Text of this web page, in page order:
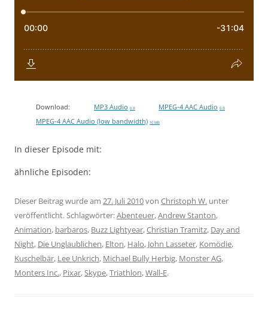
Download: MP3 Audio 0 B MPEG-4 AAC Audio 0 B
MPEG-4 AAC Audio (low bandwidth) 10 MB
In dieser Episode mit:
ähnliche Episoden:
Dieser Beitrag wurde am 27. Juli 2010von Christoph W. unter
veröffentlicht. Schlagwörter:Abenteuer,Andrew Stanton,
Animation, barbaros, Buzz Lightyear,Christian Tramitz, Day and
Night, Die Unglaublichen, Elton, Halo, John Lasseter, Komödie,
Kuschelbär, Lee Unkrich, Michael Bully Herbig, Monster AG,
Monters Inc., Pixar,Skype,Triathlon,Wall-E.